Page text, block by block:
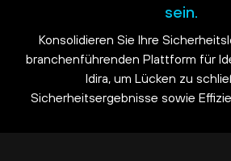
sein.
Konsolidieren Sie Ihre
branchenführenden Plattform für
Idira, um Lücken zu
Sicherheitsergebnisse sowie